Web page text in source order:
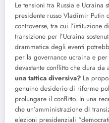
Le tensioni tra Russia e Ucraina
presidente russo Vladimir Putin
controverse, tra cui l’istituzione
transizione per l’Ucraina
drammatica degli eventi
per la governance ucraina e
devastante conflitto che dura da
una tattica diversiva? La
genuino desiderio di riforme
prolungare il conflitto. In una
che un’amministrazione di
elezioni presidenziali